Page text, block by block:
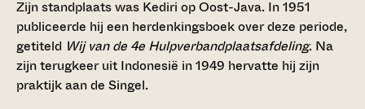
Zijn standplaats was Kediri op Oost-Java. In 1951
publiceerde hij een herdenkingsboek over deze periode,
getiteld Wij van de 4e Hulpverbandplaatsafdeling. Na
zijn terugkeer uit Indonesië in 1949 hervatte hij zijn
praktijk aan de Singel.